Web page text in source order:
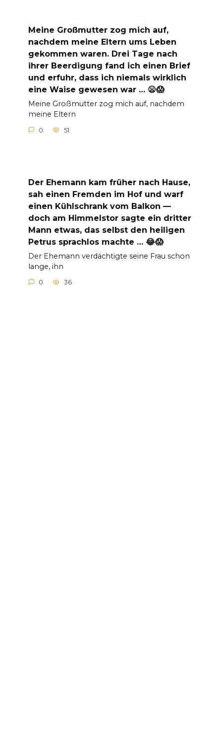
Meine Großmutter zog mich auf,
nachdem meine Eltern ums Leben
gekommen waren. Drei Tage nach
ihrer Beerdigung fand ich einen Brief
und erfuhr, dass ich niemals wirklich
eine Waise gewesen war … 😦😱
Meine Großmutter zog mich auf, nachdem
meine Eltern
0 51
Der Ehemann kam früher nach Hause,
sah einen Fremden im Hof und warf
einen Kühlschrank vom Balkon —
doch am Himmelstor sagte ein dritter
Mann etwas, das selbst den heiligen
Petrus sprachlos machte … 😂😱
Der Ehemann verdächtigte seine Frau schon
lange, ihn
0 36